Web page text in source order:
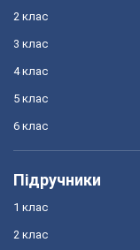
2 клас
3 клас
4 клас
5 клас
6 клас
Підручники
1 клас
2 клас